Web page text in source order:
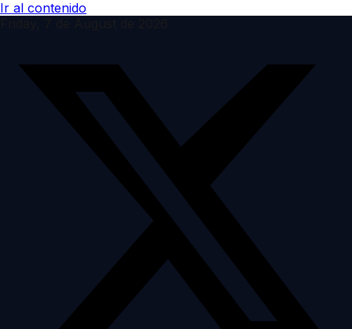
Ir al contenido